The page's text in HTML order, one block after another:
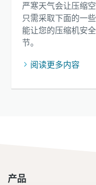
严寒天气会让压缩
只需采取下面的一
能让您的压缩机安
节。
阅读更多内容
产品